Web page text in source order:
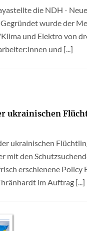
die NDH -
wurde der
und Elektro von
und [...]
ukrainischen
ukrainischen
mit den
erschienene Policy
im Auftrag [...]